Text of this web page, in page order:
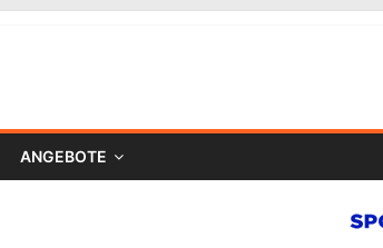
ANGEBOTE